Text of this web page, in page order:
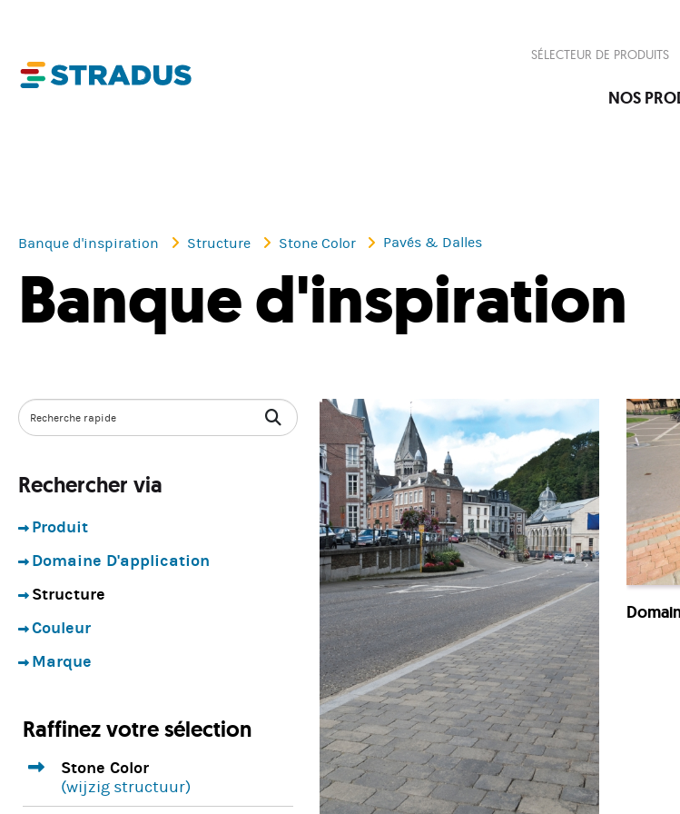
SÉLECTEUR DE PRODUITS
NOS
Banque d'inspiration Structure Stone Color Pavés & Dalles
Banque d'inspiration
Rechercher via
Produit
Domaine D'application
Structure
Couleur
Marque
Raffinez votre sélection
Stone Color
(wijzig structuur)